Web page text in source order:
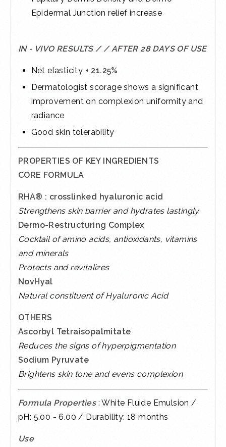
Epidermal Junction relief increase
IN - VIVO RESULTS / / AFTER 28 DAYS OF USE
Net elasticity + 21.25%
Dermatologist scorage shows a significant
improvement on complexion uniformity and
radiance
Good skin tolerability
PROPERTIES OF KEY INGREDIENTS
CORE FORMULA
RHA® : crosslinked hyaluronic acid
Strengthens skin barrier and hydrates lastingly
Dermo-Restructuring Complex
Cocktail of amino acids, antioxidants, vitamins
and minerals
Protects and revitalizes
NovHyal
Natural constituent of Hyaluronic Acid
OTHERS
Ascorbyl Tetraisopalmitate
Reduces the signs of hyperpigmentation
Sodium Pyruvate
Brightens skin tone and evens complexion
Formula Properties: White Fluide Emulsion /
pH: 5.00 - 6.00 / Durability: 18 months
Use